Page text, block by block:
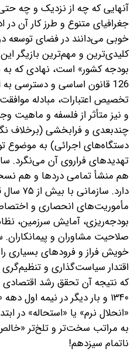
آنهایی که چه از نزدیک و چه
جغرافیای متنوع و طرز کار آن در
خوبی می‌دانند در فضای توسعه
کلیدی‌ترین و مهم‌ترین بازیگر
بودجه کشور» است، نهادی که
126 قانون اساسی و دسترسی
تخصیص اعتبارات، مبادله
و نیز متأثر از فلسفه و
چندبعدی و فرابخشی (برخلاف
دستگاه‌های اجرائی) به موضوع
تهدیدهای فراروی آن می‌نگرد.
هم منشأ تمامی دردها و هم
دارد.
مأموریت‌های انحصاری و
بودجه‌ریزی، آمایش سرزمین،
صلاحیت مشاوران و پیمانکاران.
خویش فراز و فرودهای بسیاری
اقتدار سیاست‌گذاری و
که نتیجه آن تحقق رشد
«انحلال نرم» یا «استحاله» در
به مراتب سخت‌تر و تلخ‌تر
ناتمام سیزدهم!